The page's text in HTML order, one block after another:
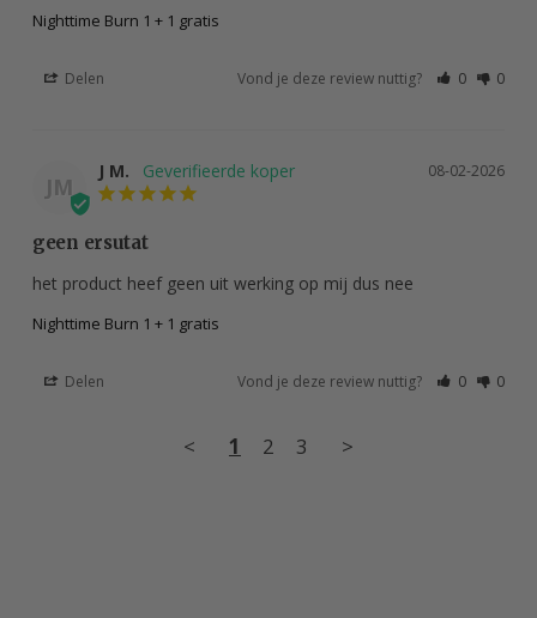
Nighttime Burn 1 + 1 gratis
Delen Vond je deze review nuttig? 0 0
JM
08-02-2026
J M.
geen ersutat
het product heef geen uit werking op mij dus nee
Nighttime Burn 1 + 1 gratis
Delen Vond je deze review nuttig? 0 0
< 1 2 3 >